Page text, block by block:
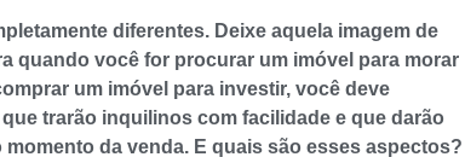
diferentes. Deixe aquela imagem de
quando você for procurar um imóvel para morar
um imóvel para investir, você deve
trarão inquilinos com facilidade e que darão
da venda. E quais são esses aspectos?